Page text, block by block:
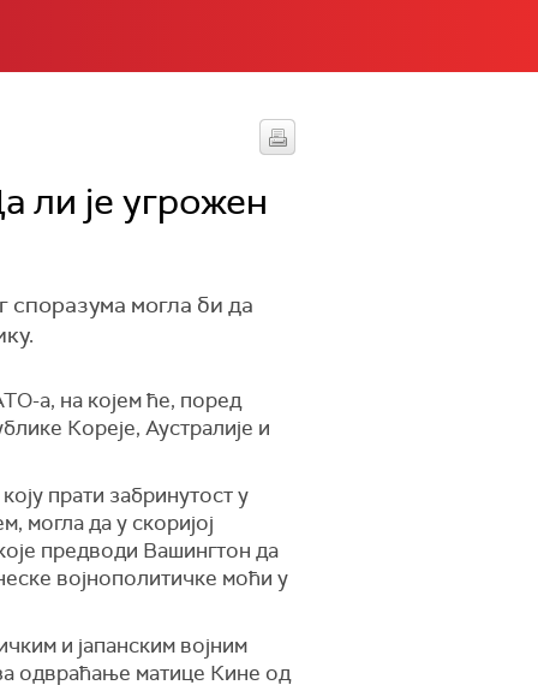
је угрожен
могла би да
а, на којем ће, поред
Кореје, Аустралије и
прати забринутост у
могла да у скоријој
предводи Вашингтон да
војнополитичке моћи у
и јапанским војним
одвраћање матице Кине од